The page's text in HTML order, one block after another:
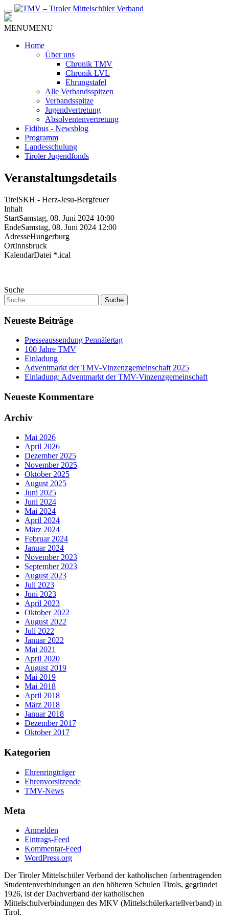
Zum
Inhalt
MENUMENU
Home
Über uns
Chronik TMV
Chronik LVL
Ehrungstafel
Alle Verbandsspitzen
Verbandsspitze
Jugendvertretung
Absolventenvertretung
Fidibus - Newsblog
Programm
Landesschulung
Tiroler Jugendfonds
Veranstaltungsdetails
TitelSKH - Herz-Jesu-Bergfeuer
Inhalt
StartSamstag, 08. Juni 2024 10:00
EndeSamstag, 08. Juni 2024 12:00
AdresseHungerburg
OrtInnsbruck
KalendarDatei *.ical
Suche
Neueste Beiträge
Presseaussendung Pennälertag
100 Jahre TMV
Einladung
Adventmarkt der TMV-Vinzenzgemeinschaft 2025
Einladung: Adventmarkt der TMV-Vinzenzgemeinschaft
Neueste Kommentare
Archiv
Mai 2026
April 2026
Dezember 2025
November 2025
Oktober 2025
August 2025
Juni 2025
Juni 2024
Mai 2024
April 2024
März 2024
Februar 2024
Januar 2024
November 2023
September 2023
August 2023
Juli 2023
Juni 2023
April 2023
Oktober 2022
August 2022
Juli 2022
Januar 2022
Mai 2021
April 2020
August 2019
Mai 2019
Mai 2018
April 2018
März 2018
Januar 2018
Dezember 2017
Oktober 2017
Kategorien
Ehrenringträger
Ehrenvorsitzende
TMV-News
Meta
Anmelden
Eintrags-Feed
Kommentar-Feed
WordPress.org
Der Tiroler Mittelschüler Verband der katholischen farbentragenden
Studentenverbindungen an den höheren Schulen Tirols, gegründet
1926, ist der Dachverband der katholischen
Mittelschulverbindungen des MKV (Mittelschülerkartellverband) in
Tirol.